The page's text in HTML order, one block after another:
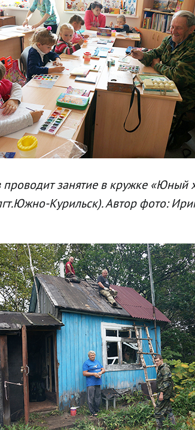
занятие в кружке «Юный
Курильск). Автор фото: